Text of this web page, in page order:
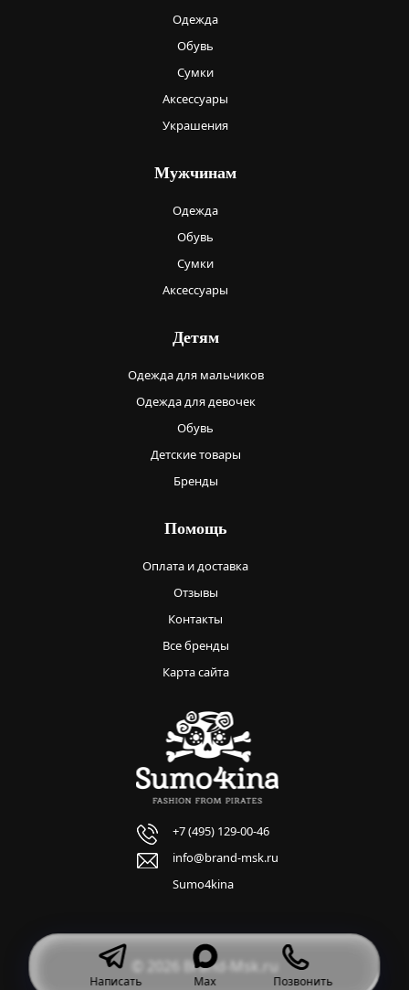
Одежда
Обувь
Сумки
Аксессуары
Украшения
Мужчинам
Одежда
Обувь
Сумки
Аксессуары
Детям
Одежда для мальчиков
Одежда для девочек
Обувь
Детские товары
Бренды
Помощь
Оплата и доставка
Отзывы
Контакты
Все бренды
Карта сайта
+7 (495) 129-00-46
info@brand-msk.ru
Sumo4kina
© 2026 Brand-Msk.ru
Написать Max Позвонить